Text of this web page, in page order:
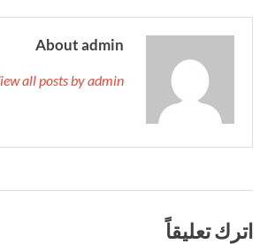
About admin
all posts by admin →
اترك تعليقاً